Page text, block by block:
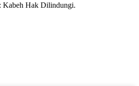
Kabeh Hak Dilindungi.